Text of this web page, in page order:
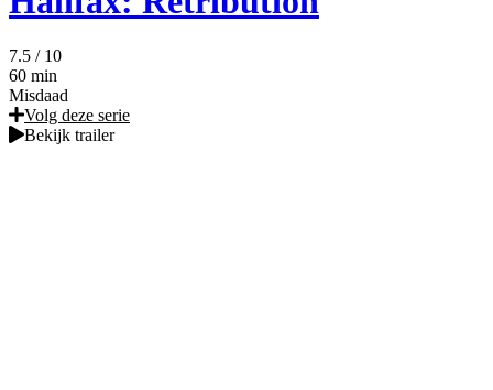
7.5 / 10
60 min
Misdaad
Volg deze serie
Bekijk trailer